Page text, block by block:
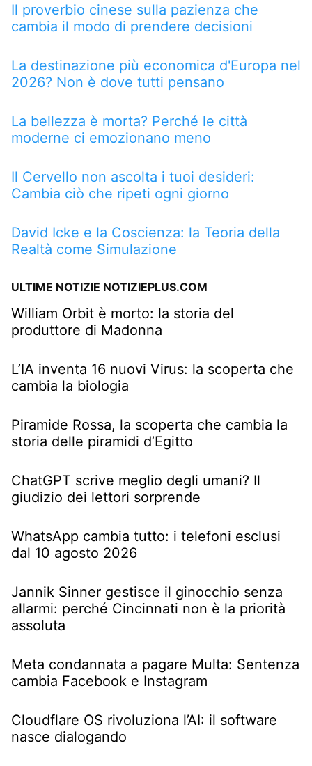
Il proverbio cinese sulla pazienza che
cambia il modo di prendere decisioni
La destinazione più economica d'Europa nel
2026? Non è dove tutti pensano
La bellezza è morta? Perché le città
moderne ci emozionano meno
Il Cervello non ascolta i tuoi desideri:
Cambia ciò che ripeti ogni giorno
David Icke e la Coscienza: la Teoria della
Realtà come Simulazione
ULTIME NOTIZIE NOTIZIEPLUS.COM
William Orbit è morto: la storia del
produttore di Madonna
L’IA inventa 16 nuovi Virus: la scoperta che
cambia la biologia
Piramide Rossa, la scoperta che cambia la
storia delle piramidi d’Egitto
ChatGPT scrive meglio degli umani? Il
giudizio dei lettori sorprende
WhatsApp cambia tutto: i telefoni esclusi
dal 10 agosto 2026
Jannik Sinner gestisce il ginocchio senza
allarmi: perché Cincinnati non è la priorità
assoluta
Meta condannata a pagare Multa: Sentenza
cambia Facebook e Instagram
Cloudflare OS rivoluziona l’AI: il software
nasce dialogando